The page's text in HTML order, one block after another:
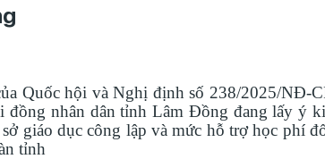
Quốc hội và Nghị định số 238/2025/NĐ-
đồng nhân dân tỉnh Lâm Đồng đang lấy ý
giáo dục công lập và mức hỗ trợ học phí
tỉnh